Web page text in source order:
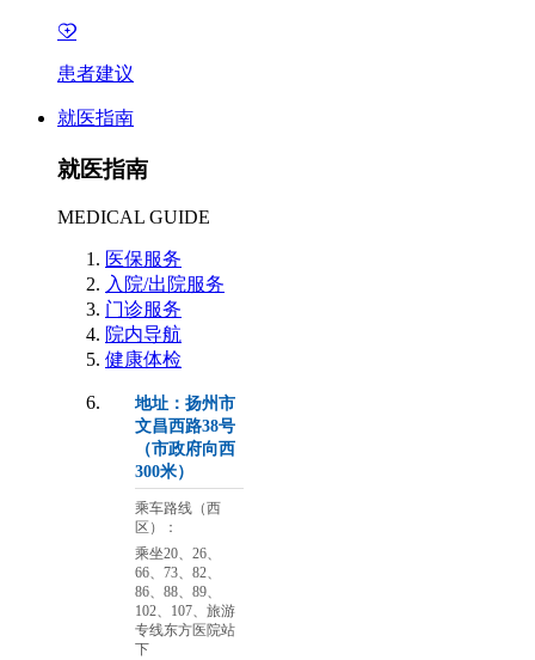
患者建议
就医指南
就医指南
MEDICAL GUIDE
医保服务
入院/出院服务
门诊服务
院内导航
健康体检
地址：扬州市
文昌西路38号
（市政府向西
300米）
乘车路线（西
区）：
乘坐20、26、
66、73、82、
86、88、89、
102、107、旅游
专线东方医院站
下